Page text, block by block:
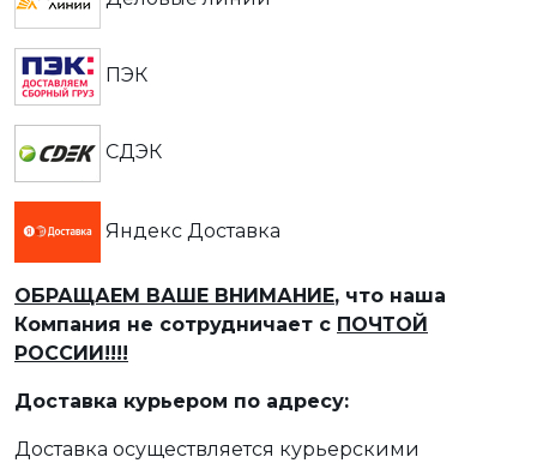
ПЭК
СДЭК
Яндекс Доставка
ОБРАЩАЕМ ВАШЕ ВНИМАНИЕ, что наша
Компания не сотрудничает с ПОЧТОЙ
РОССИИ!!!!
Доставка курьером по адресу:
Доставка осуществляется курьерскими